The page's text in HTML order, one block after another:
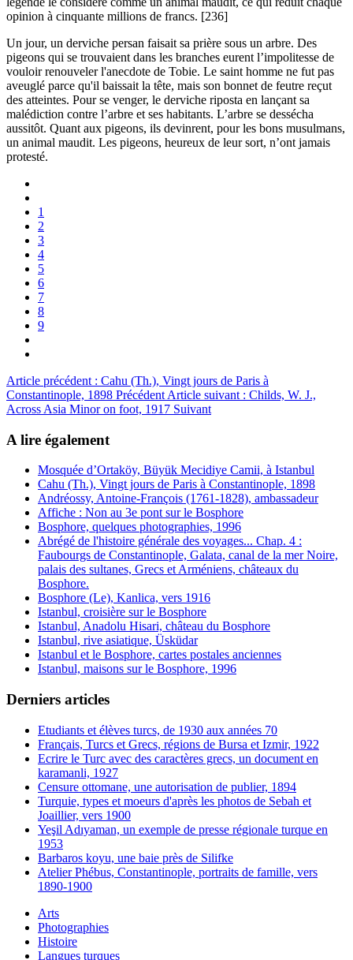
opinion à cinquante millions de francs. [236]
Un jour, un derviche persan faisait sa prière sous un arbre. Des
pigeons qui se trouvaient dans les branches eurent l’impolitesse de
vouloir renouveler l'anecdote de Tobie. Le saint homme ne fut pas
aveuglé parce qu'il baissait la tête, mais son bonnet de feutre reçut
des atteintes. Pour se venger, le derviche riposta en lançant sa
malédiction contre l’arbre et ses habitants. L’arbre se dessécha
aussitôt. Quant aux pigeons, ils devinrent, pour les bons musulmans,
un animal maudit. Les pigeons, heureux de leur sort, n’ont jamais
protesté.
1
2
3
4
5
6
7
8
9
Article précédent : Cahu (Th.), Vingt jours de Paris à
Constantinople, 1898 Précédent Article suivant : Childs, W. J.,
Across Asia Minor on foot, 1917 Suivant
A lire également
Mosquée d’Ortaköy, Büyük Mecidiye Camii, à Istanbul
Cahu (Th.), Vingt jours de Paris à Constantinople, 1898
Andréossy, Antoine-François (1761-1828), ambassadeur
Affiche : Non au 3e pont sur le Bosphore
Bosphore, quelques photographies, 1996
Abrégé de l'histoire générale des voyages... Chap. 4 :
Faubourgs de Constantinople, Galata, canal de la mer Noire,
palais des sultanes, Grecs et Arméniens, châteaux du
Bosphore.
Bosphore (Le), Kanlica, vers 1916
Istanbul, croisière sur le Bosphore
Istanbul, Anadolu Hisari, château du Bosphore
Istanbul, rive asiatique, Üsküdar
Istanbul et le Bosphore, cartes postales anciennes
Istanbul, maisons sur le Bosphore, 1996
Derniers articles
Etudiants et élèves turcs, de 1930 aux années 70
Français, Turcs et Grecs, régions de Bursa et Izmir, 1922
Ecrire le Turc avec des caractères grecs, un document en
karamanli, 1927
Censure ottomane, une autorisation de publier, 1894
Turquie, types et moeurs d'après les photos de Sebah et
Joaillier, vers 1900
Yeşil Adıyaman, un exemple de presse régionale turque en
1953
Barbaros koyu, une baie près de Silifke
Atelier Phébus, Constantinople, portraits de famille, vers
1890-1900
Arts
Photographies
Histoire
Langues turques